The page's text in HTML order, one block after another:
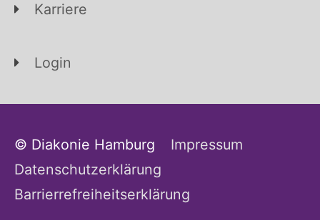
Karriere
Login
© Diakonie Hamburg
Impressum
Datenschutzerklärung
Barrierrefreiheitserklärung